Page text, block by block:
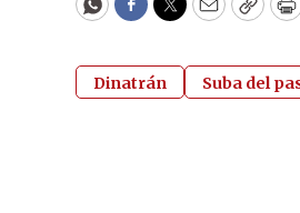
WhatsApp
Facebook
Twitter
EmailCopy
Dinatrán Suba del